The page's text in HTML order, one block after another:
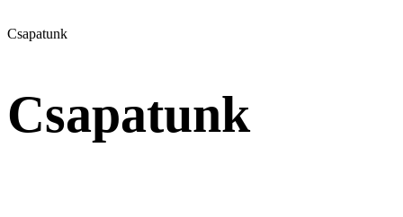
Csapatunk
Csapatunk